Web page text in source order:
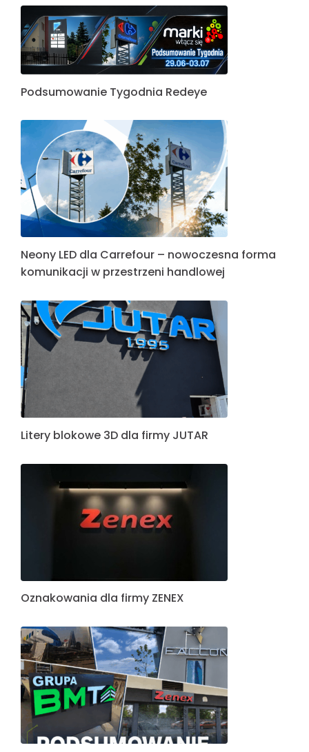
Podsumowanie Tygodnia Redeye
Neony LED dla Carrefour – nowoczesna forma
komunikacji w przestrzeni handlowej
Litery blokowe 3D dla firmy JUTAR
Oznakowania dla firmy ZENEX